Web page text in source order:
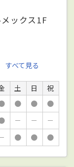
ックス1F
すべて見る
土 日
祝
● ●
●
－ －
－
● ● ●